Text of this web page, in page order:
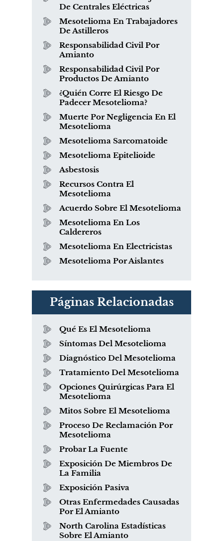
De Centrales Eléctricas
Mesotelioma En Trabajadores
De Astilleros
Responsabilidad Civil Por
Amianto
Responsabilidad Civil Por
Productos De Amianto
¿Quién Corre El Riesgo De
Padecer Mesotelioma?
Muerte Por Negligencia En El
Mesotelioma
Mesotelioma Sarcomatoide
Mesotelioma Epitelioide
Asbestosis
Recursos Contra El
Mesotelioma
Acuerdo Sobre El Mesotelioma
Mesotelioma En Los
Caldereros
Mesotelioma En Electricistas
Mesotelioma Por Aislantes
Páginas Relacionadas
Qué Es El Mesotelioma
Síntomas Del Mesotelioma
Diagnóstico Del Mesotelioma
Tratamiento Del Mesotelioma
Opciones Quirúrgicas Para El
Mesotelioma
Mitos Sobre El Mesotelioma
Proceso De Reclamación Por
Mesotelioma
Probar La Fuente
Exposición De Miembros De
La Familia
Exposición Pasiva
Otras Enfermedades Causadas
Por El Amianto
North Carolina Estadísticas
Sobre El Amianto